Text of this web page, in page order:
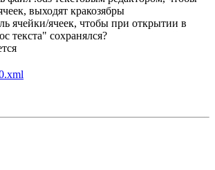
выходят кракозябры
ячейки/ячеек, чтобы при открытии в
текста" сохранялся?